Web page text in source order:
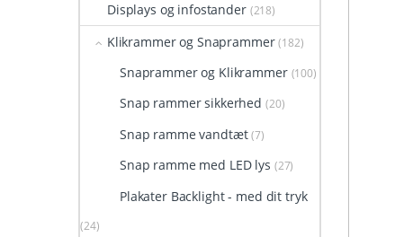
Displays og infostander (218)
Klikrammer og Snaprammer (182)
Snaprammer og Klikrammer (100)
Snap rammer sikkerhed (20)
Snap ramme vandtæt (7)
Snap ramme med LED lys (27)
Plakater Backlight - med dit tryk
(24)